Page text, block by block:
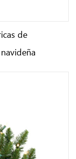
de